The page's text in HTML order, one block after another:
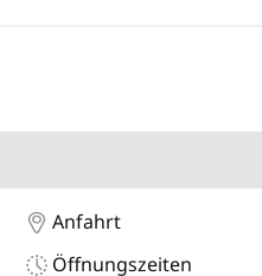
Anfahrt
Öffnungszeiten